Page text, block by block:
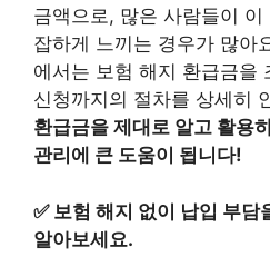
금액으로, 많은 사람들이
잡하게 느끼는 경우가 많아
에서는 보험 해지 환급금을
신청까지의 절차를 상세히
환급금을 제대로 알고 활용
관리에 큰 도움이 됩니다!
✅ 보험 해지 없이 납입 부담
알아보세요.